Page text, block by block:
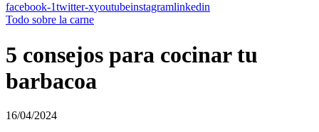
facebook-1twitter-xyoutubeinstagramlinkedin
Todo sobre la carne
5 consejos para cocinar tu
barbacoa
16/04/2024